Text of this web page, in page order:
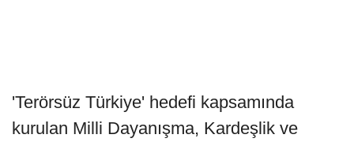
'Terörsüz Türkiye' hedefi kapsamında
kurulan Milli Dayanışma, Kardeşlik ve